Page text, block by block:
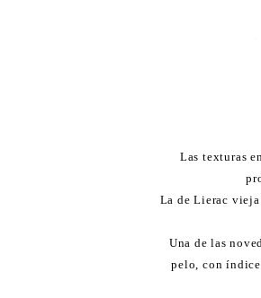
Las texturas
La de Lierac
Una de las
pelo, con